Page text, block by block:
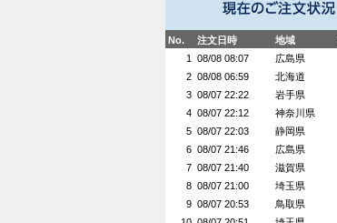
No. 注文日時 地域
1
08/08 08:07 広島県
2 08/08 06:59 北海道
3 08/07 22:22 岩手県
4 08/07 22:12 神奈川県
5 08/07 22:03 静岡県
6 08/07 21:46 広島県
7 08/07 21:40 滋賀県
8 08/07 21:00 埼玉県
9 08/07 20:53 鳥取県